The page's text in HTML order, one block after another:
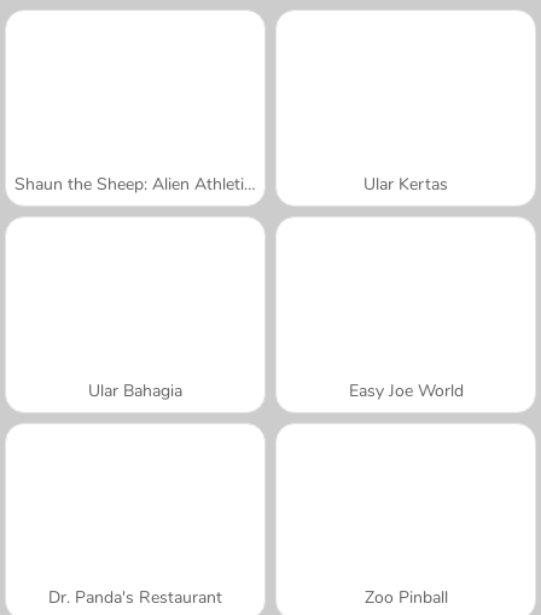
Shaun the Sheep: Alien Athletics Ular Kertas
Ular Bahagia Easy Joe World
Dr. Panda's Restaurant Zoo Pinball